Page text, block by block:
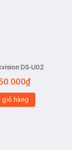
DS-U02
₫
giỏ hàng